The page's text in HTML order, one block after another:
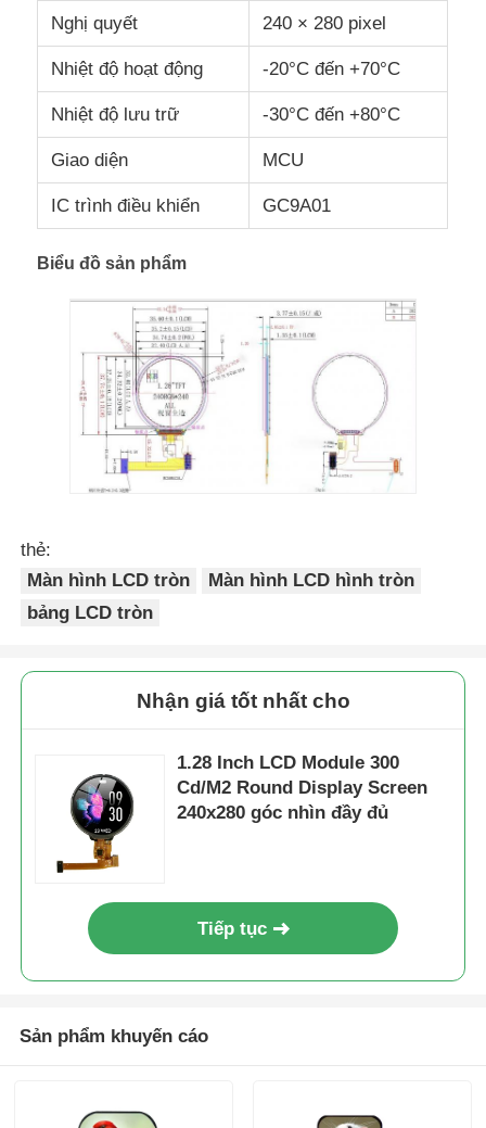
Bảng màn hình cảm ứng LCD
Màn hình LCD UART
Màn hình E-Paper
Màn hình LCD đơn sắc
Mô-đun LCD COG
Màn hình LCD STN
bảng điều khiển LCD
Nghị quyết 240 × 280 pixel
Nhiệt độ hoạt động -20°C đến +70°C
Nhiệt độ lưu trữ -30°C đến +80°C
Giao diện MCU
IC trình điều khiển GC9A01
Biểu đồ sản phẩm
thẻ:
Màn hình LCD tròn
Màn hình LCD hình tròn
bảng LCD tròn
Nhận giá tốt nhất cho
1.28 Inch LCD Module 300
Cd/M2 Round Display Screen
240x280 góc nhìn đầy đủ
Tiếp tục
Sản phẩm khuyến cáo